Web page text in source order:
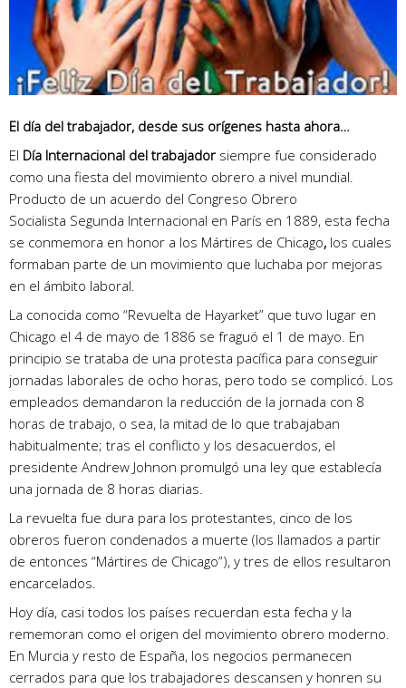
El día del trabajador, desde sus orígenes hasta ahora…
El Día Internacional del trabajador siempre fue considerado
como una fiesta del movimiento obrero a nivel mundial.
Producto de un acuerdo del Congreso Obrero
Socialista Segunda Internacional en París en 1889, esta fecha
se conmemora en honor a los Mártires de Chicago, los cuales
formaban parte de un movimiento que luchaba por mejoras
en el ámbito laboral.
La conocida como “Revuelta de Hayarket” que tuvo lugar en
Chicago el 4 de mayo de 1886 se fraguó el 1 de mayo. En
principio se trataba de una protesta pacífica para conseguir
jornadas laborales de ocho horas, pero todo se complicó. Los
empleados demandaron la reducción de la jornada con 8
horas de trabajo, o sea, la mitad de lo que trabajaban
habitualmente; tras el conflicto y los desacuerdos, el
presidente Andrew Johnon promulgó una ley que establecía
una jornada de 8 horas diarias.
La revuelta fue dura para los protestantes, cinco de los
obreros fueron condenados a muerte (los llamados a partir
de entonces “Mártires de Chicago”), y tres de ellos resultaron
encarcelados.
Hoy día, casi todos los países recuerdan esta fecha y la
rememoran como el origen del movimiento obrero moderno.
En Murcia y resto de España, los negocios permanecen
cerrados para que los trabajadores descansen y honren su